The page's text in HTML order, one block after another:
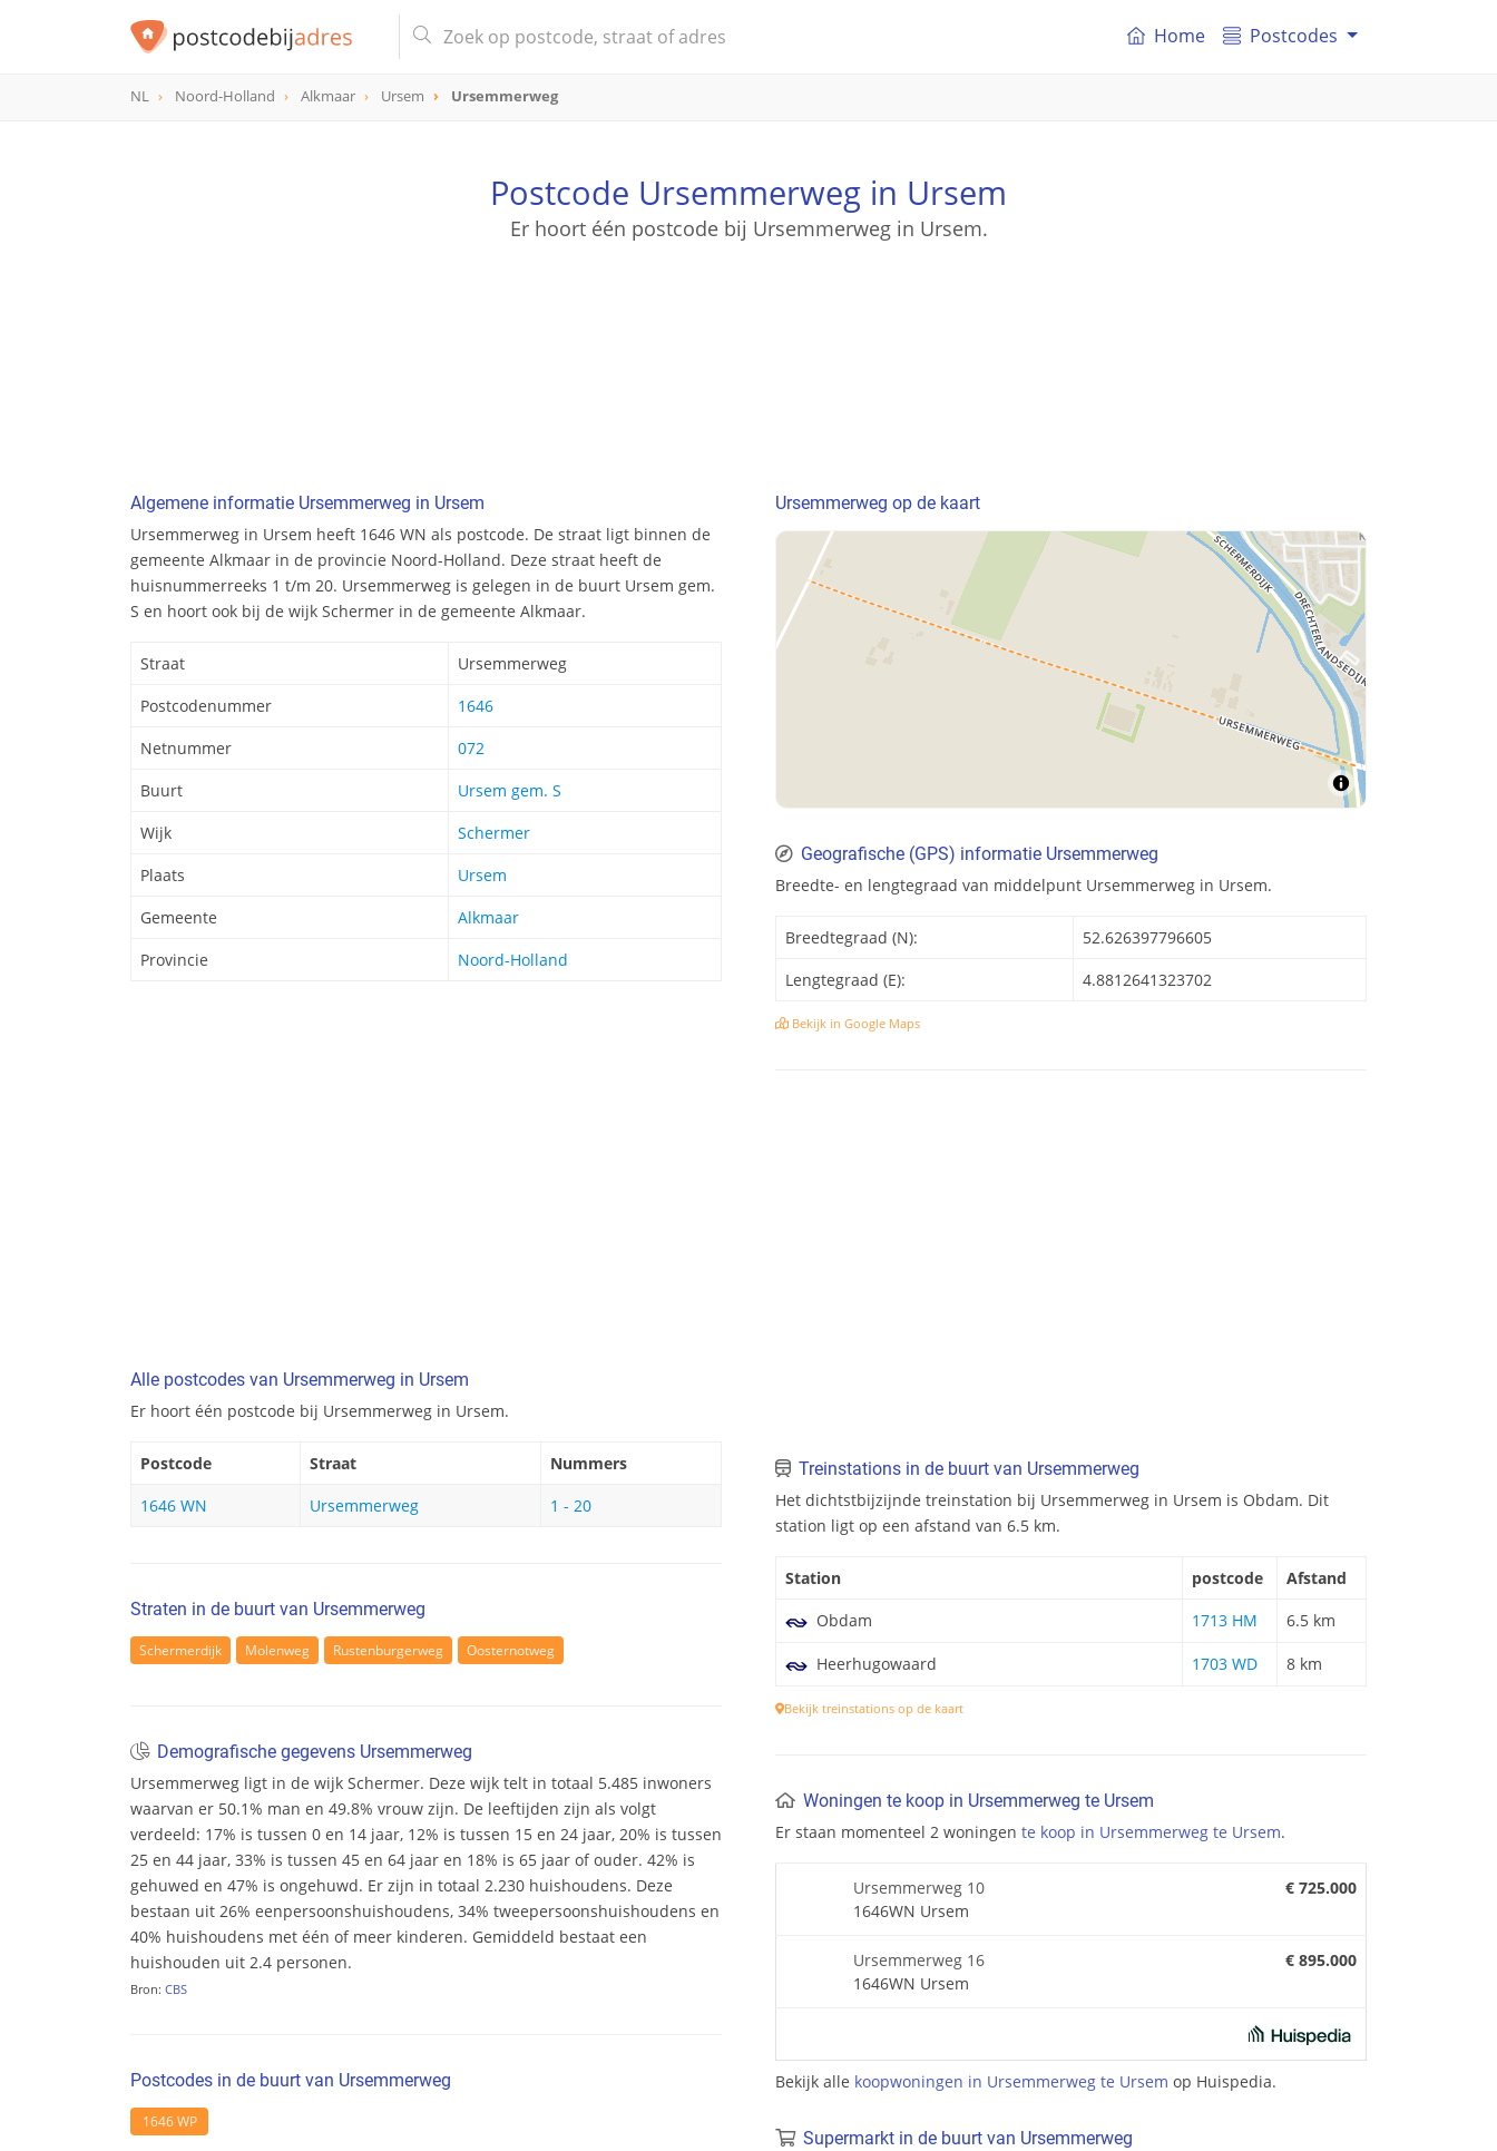
Home Postcodes
NL Noord-Holland Alkmaar Ursem Ursemmerweg
Postcode Ursemmerweg in Ursem
Er hoort één postcode bij Ursemmerweg in Ursem.
Algemene informatie Ursemmerweg in Ursem
Ursemmerweg in Ursem heeft 1646 WN als postcode. De straat ligt binnen de
gemeente Alkmaar in de provincie Noord-Holland. Deze straat heeft de
huisnummerreeks 1 t/m 20. Ursemmerweg is gelegen in de buurt Ursem gem.
S en hoort ook bij de wijk Schermer in de gemeente Alkmaar.
Straat
Ursemmerweg
Postcodenummer
1646
Netnummer
072
Buurt
Ursem gem. S
Wijk
Schermer
Plaats
Ursem
Gemeente
Alkmaar
Provincie
Noord-Holland
Alle postcodes van Ursemmerweg in Ursem
Er hoort één postcode bij Ursemmerweg in Ursem.
Postcode Straat
Nummers
1646 WN
Ursemmerweg 1 - 20
Straten in de buurt van Ursemmerweg
Schermerdijk Molenweg Rustenburgerweg Oosternotweg
Demografische gegevens Ursemmerweg
Ursemmerweg ligt in de wijk Schermer. Deze wijk telt in totaal 5.485 inwoners
waarvan er 50.1% man en 49.8% vrouw zijn. De leeftijden zijn als volgt
verdeeld: 17% is tussen 0 en 14 jaar, 12% is tussen 15 en 24 jaar, 20% is tussen
25 en 44 jaar, 33% is tussen 45 en 64 jaar en 18% is 65 jaar of ouder. 42% is
gehuwed en 47% is ongehuwd. Er zijn in totaal 2.230 huishoudens. Deze
bestaan uit 26% eenpersoonshuishoudens, 34% tweepersoonshuishoudens en
40% huishoudens met één of meer kinderen. Gemiddeld bestaat een
huishouden uit 2.4 personen.
Bron: CBS
Postcodes in de buurt van Ursemmerweg
1646 WP
Ursemmerweg op de kaart
Geografische (GPS) informatie Ursemmerweg
Breedte- en lengtegraad van middelpunt Ursemmerweg in Ursem.
Breedtegraad (N):
52.626397796605
Lengtegraad (E):
4.8812641323702
Bekijk in Google Maps
Treinstations in de buurt van Ursemmerweg
Het dichtstbijzijnde treinstation bij Ursemmerweg in Ursem is Obdam. Dit
station ligt op een afstand van 6.5 km.
Station postcode
Afstand
Obdam
1713 HM 6.5 km
Heerhugowaard 1703 WD 8 km
Bekijk treinstations op de kaart
Woningen te koop in Ursemmerweg te Ursem
Er staan momenteel 2 woningen te koop in Ursemmerweg te Ursem.
Ursemmerweg 10
1646WN Ursem
€ 725.000
Ursemmerweg 16
1646WN Ursem
€ 895.000
Bekijk alle koopwoningen in Ursemmerweg te Ursem op Huispedia.
Supermarkt in de buurt van Ursemmerweg